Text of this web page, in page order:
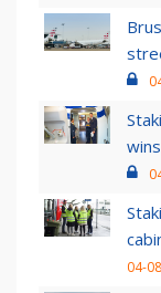
04-